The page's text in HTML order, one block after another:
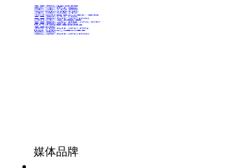
36氪Auto
未来消费
未来城市
36氪出海
硬氪
媒体品牌